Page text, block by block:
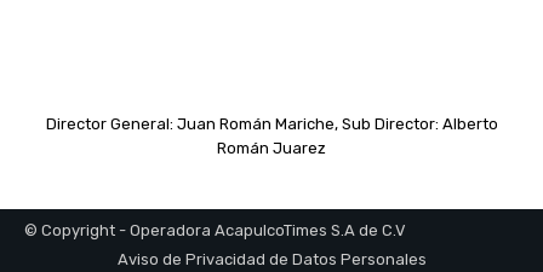
Director General: Juan Román Mariche, Sub Director: Alberto
Román Juarez
© Copyright - Operadora AcapulcoTimes S.A de C.V
Aviso de Privacidad de Datos Personales